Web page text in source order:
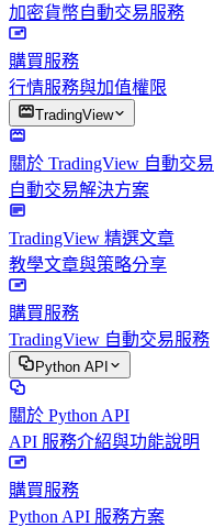
加密貨幣自動交易服務
購買服務
行情服務與加值權限
TradingView
關於 TradingView 自動交易
自動交易解決方案
TradingView 精選文章
教學文章與策略分享
購買服務
TradingView 自動交易服務
Python API
關於 Python API
API 服務介紹與功能說明
購買服務
Python API 服務方案